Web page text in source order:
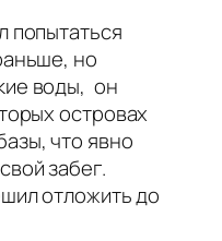
попытаться
но
воды, он
островах
что явно
забег.
отложить до